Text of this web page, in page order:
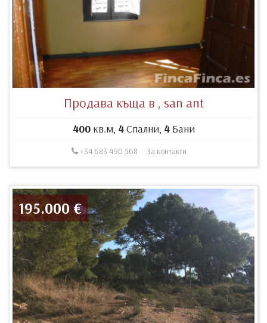
Продава къща в , san ant
400кв.м, 4Спални, 4Бани
+34 683 490 568 За контакти
195.000 €